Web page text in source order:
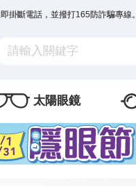
掛斷電話，並撥打165防詐騙專線。
太陽眼鏡